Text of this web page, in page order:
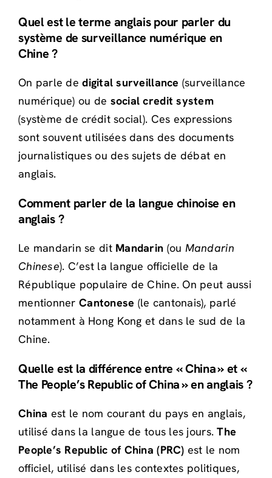
Quel est le terme anglais pour parler du
système de surveillance numérique en
Chine ?
On parle dedigital surveillance (surveillance
numérique) ou de social credit system
(système de crédit social). Ces expressions
sont souvent utilisées dans des documents
journalistiques ou des sujets de débat en
anglais.
Comment parler de la langue chinoise en
anglais ?
Le mandarin se dit Mandarin (ou Mandarin
Chinese). C’est la langue officielle de la
République populaire de Chine. On peut aussi
mentionner Cantonese (le cantonais), parlé
notamment à Hong Kong et dans le sud de la
Chine.
Quelle est la différence entre « China » et «
The People’s Republic of China » en anglais ?
China est le nom courant du pays en anglais,
utilisé dans la langue de tous les jours.The
People’s Republic of China (PRC) est le nom
officiel, utilisé dans les contextes politiques,